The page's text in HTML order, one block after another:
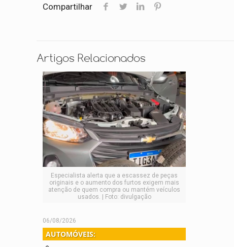
Compartilhar
Artigos Relacionados
Especialista alerta que a escassez de peças
originais e o aumento dos furtos exigem mais
atenção de quem compra ou mantém veículos
usados. | Foto: divulgação
06/08/2026
AUTOMÓVEIS: